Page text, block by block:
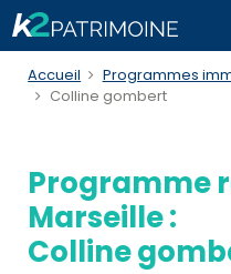
Accueil Programmes
Colline gombert
Programme
Marseille :
Colline